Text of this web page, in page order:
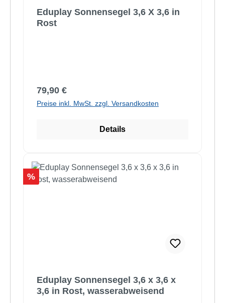
Eduplay Sonnensegel 3,6 X 3,6 in
Rost
Regulärer Preis:
79,90 €
Preise inkl. MwSt. zzgl. Versandkosten
Details
Rabatt
%
Eduplay Sonnensegel 3,6 x 3,6 x
3,6 in Rost, wasserabweisend